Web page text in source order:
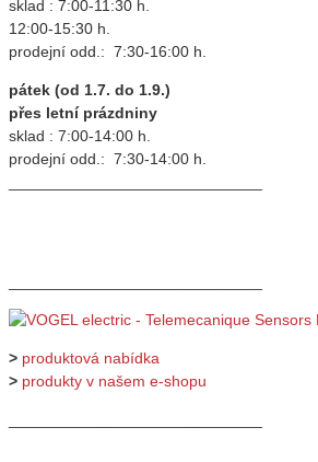
sklad : 7:00-11:30 h.
12:00-15:30 h.
prodejní odd.: 7:30-16:00 h.
pátek (od 1.7. do 1.9.)
přes letní prázdniny
sklad : 7:00-14:00 h.
prodejní odd.: 7:30-14:00 h.
> produktová nabídka
> produkty v našem e-shopu